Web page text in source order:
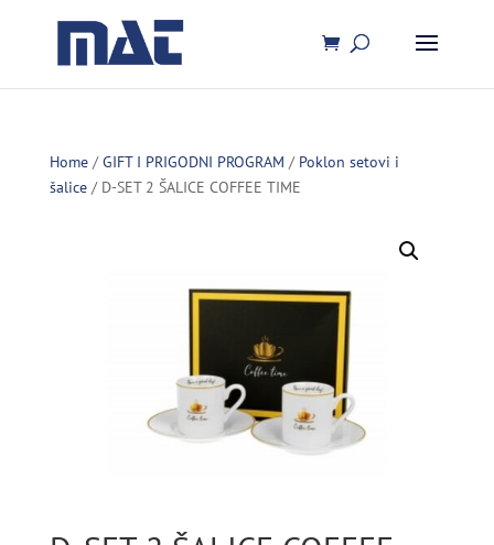
Home/GIFT I PRIGODNI PROGRAM / Poklon setovi i
šalice/ D-SET 2 ŠALICE COFFEE TIME